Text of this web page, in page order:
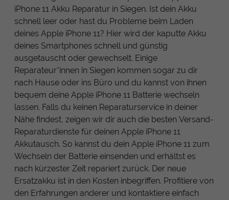
iPhone 11 Akku Reparatur in Siegen. Ist dein Akku
schnell leer oder hast du Probleme beim Laden
deines Apple iPhone 11? Hier wird der kaputte Akku
deines Smartphones schnell und günstig
ausgetauscht oder gewechselt. Einige
Reparateur*innen in Siegen kommen sogar zu dir
nach Hause oder ins Büro und du kannst von ihnen
bequem deine Apple iPhone 11 Batterie wechseln
lassen. Falls du keinen Reparaturservice in deiner
Nähe findest, zeigen wir dir auch die besten Versand-
Reparaturdienste für deinen Apple iPhone 11
Akkutausch. So kannst du dein Apple iPhone 11 zum
Wechseln der Batterie einsenden und erhältst es
nach kürzester Zeit repariert zurück. Der neue
Ersatzakku ist in den Kosten inbegriffen. Profitiere von
den Erfahrungen anderer und kontaktiere einfach